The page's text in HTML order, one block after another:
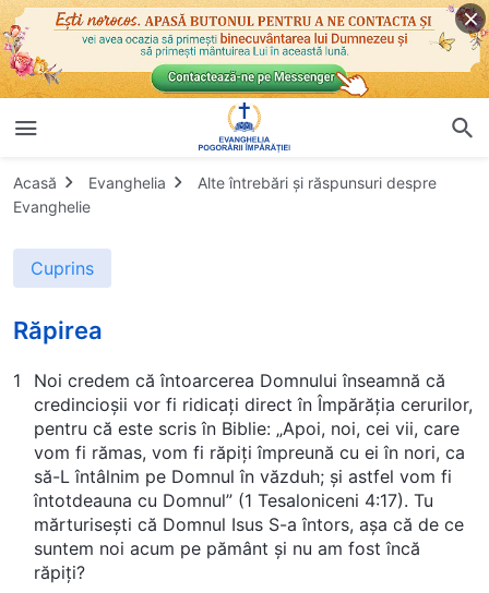
Acasă Evanghelia
Alte întrebări și răspunsuri despre
Evanghelie
Răpirea
Cuprins
1
Noi credem că întoarcerea Domnului înseamnă că
credincioșii vor fi ridicați direct în Împărăția cerurilor,
pentru că este scris în Biblie: „Apoi, noi, cei vii, care
vom fi rămas, vom fi răpiți împreună cu ei în nori, ca
să-L întâlnim pe Domnul în văzduh; și astfel vom fi
întotdeauna cu Domnul” (1 Tesaloniceni 4:17). Tu
mărturisești că Domnul Isus S-a întors, așa că de ce
suntem noi acum pe pământ și nu am fost încă
răpiți?